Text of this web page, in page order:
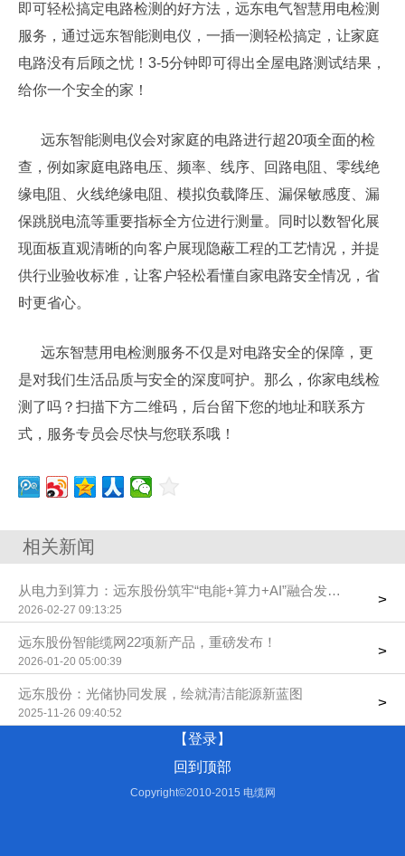
即可轻松搞定电路检测的好方法，远东电气智慧用电检测
服务，通过远东智能测电仪，一插一测轻松搞定，让家庭
电路没有后顾之忧！3-5分钟即可得出全屋电路测试结果，
给你一个安全的家！
远东智能测电仪会对家庭的电路进行超20项全面的检
查，例如家庭电路电压、频率、线序、回路电阻、零线绝
缘电阻、火线绝缘电阻、模拟负载降压、漏保敏感度、漏
保跳脱电流等重要指标全方位进行测量。同时以数智化展
现面板直观清晰的向客户展现隐蔽工程的工艺情况，并提
供行业验收标准，让客户轻松看懂自家电路安全情况，省
时更省心。
远东智慧用电检测服务不仅是对电路安全的保障，更
是对我们生活品质与安全的深度呵护。那么，你家电线检
测了吗？扫描下方二维码，后台留下您的地址和联系方
式，服务专员会尽快与您联系哦！
相关新闻
从电力到算力：远东股份筑牢“电能+算力+AI”融合发展根基
2026-02-27 09:13:25
>
远东股份智能缆网22项新产品，重磅发布！
2026-01-20 05:00:39
>
远东股份：光储协同发展，绘就清洁能源新蓝图
2025-11-26 09:40:52
>
【登录】
回到顶部
Copyright©2010-2015 电缆网